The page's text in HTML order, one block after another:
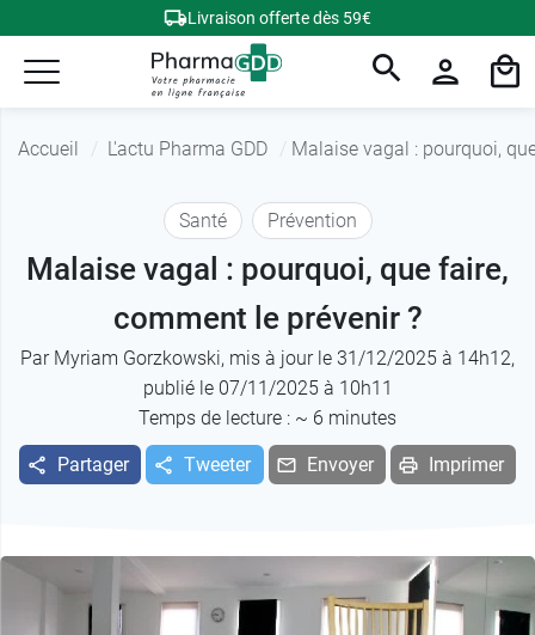
Livraison offerte dès 59€
Accueil L'actu Pharma GDD Malaise vagal : pourquoi,
Santé Prévention
Malaise vagal : pourquoi, que faire,
comment le prévenir ?
Par Myriam Gorzkowski, mis à jour le 31/12/2025 à 14h12,
publié le 07/11/2025 à 10h11
Temps de lecture : ~ 6 minutes
Partager Tweeter Envoyer Imprimer